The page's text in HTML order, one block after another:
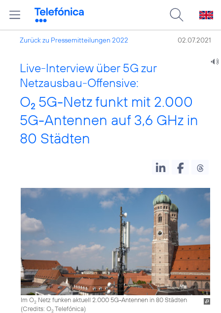
Zurück zu Pressemitteilungen 2022 02.07.2021
Live-Interview über 5G zur
Netzausbau-Offensive:
O2 5G-Netz funkt mit 2.000
5G-Antennen auf 3,6 GHz in
80 Städten
Im O2 Netz funken aktuell 2.000 5G-Antennen in 80 Städten
(Credits: O2Telefónica)